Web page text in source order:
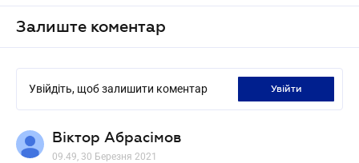
Залиште коментар
Увійдіть, щоб залишити коментар увійти
Віктор Абрасімов
09.49, 30 Березня 2021